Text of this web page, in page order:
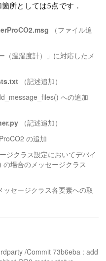
所としては5点です．
（ファイル追
（温湿度計）」に対応したメ
（記述追加）
への追加
（記述追加）
の追加
ジクラス設定においてデバイ
場合のメッセージクラス
セージクラス各要素への取
/Commit 73b6eba : add